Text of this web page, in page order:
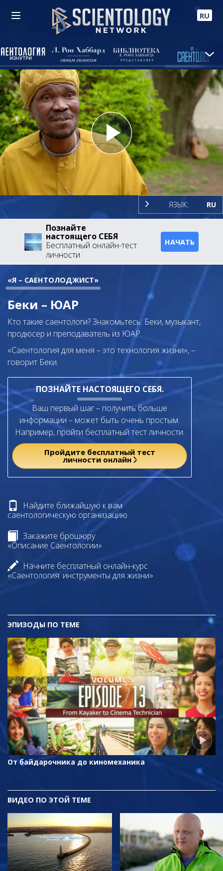
RU
Play
Video
ЯЗЫК: RU
Познайте
настоящего СЕБЯ
Бесплатный онлайн-тест
личности
НАЧАТЬ
«Я – САЕНТОЛОДЖИСТ»
Беки – ЮАР
Кто такие саентологи? Знакомьтесь: Беки, музыкант,
продюсер и преподаватель из ЮАР.
«Саентология для меня – это технология жизни», –
говорит Беки.
ПОЗНАЙТЕ НАСТОЯЩЕГО СЕБЯ.
Ваш первый шаг – получить больше
информации – может быть очень простым.
Например, пройти бесплатный тест личности.
Пройдите бесплатный тест
личности онлайн
Найдите ближайшую к вам
саентологическую организацию
Закажите брошюру
«Описание Саентологии»
Начните бесплатный онлайн-курс
«Саентология: инструменты для жизни»
ЭПИЗОДЫ ПО ТЕМЕ
От байдарочника до киномеханика
ВИДЕО ПО ЭТОЙ ТЕМЕ